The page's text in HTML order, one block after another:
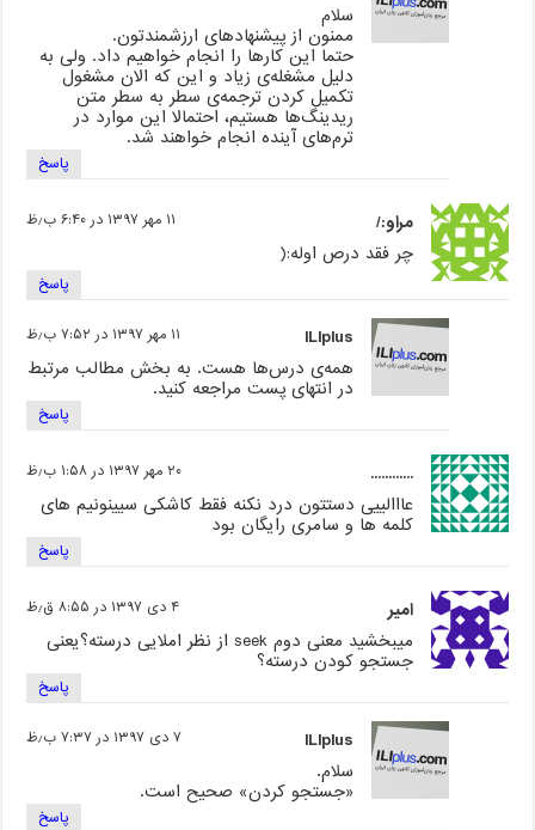
سلام
ممنون از پیشنهادهای ارزشمندتون.
حتما این کارها را انجام خواهیم داد. ولی به
دلیل مشغله‌ی زیاد و این که الان مشغول
تکمیل کردن ترجمه‌ی سطر به سطر متن
ریدینگ‌ها هستیم، احتمالا این موارد در
ترم‌های آینده انجام خواهند شد.
پاسخ
مراو:/ ۱۱ مهر ۱۳۹۷ در ۶:۴۰ ب٫ظ
چر فقد درص اوله:(
پاسخ
ILIplus ۱۱ مهر ۱۳۹۷ در ۷:۵۲ ب٫ظ
همه‌ی درس‌ها هست. به بخش مطالب مرتبط
در انتهای پست مراجعه کنید.
پاسخ
............ ۲۰ مهر ۱۳۹۷ در ۱:۵۸ ب٫ظ
عااالییی دستتون درد نکنه فقط کاشکی سیینونیم های
کلمه ها و سامری رایگان بود
پاسخ
امیر ۴ دی ۱۳۹۷ در ۸:۵۵ ق٫ظ
میبخشید معنی دوم seek از نظر املایی درسته؟یعنی
جستجو کودن درسته؟
پاسخ
ILIplus ۷ دی ۱۳۹۷ در ۷:۳۷ ب٫ظ
سلام.
«جستجو کردن» صحیح است.
پاسخ